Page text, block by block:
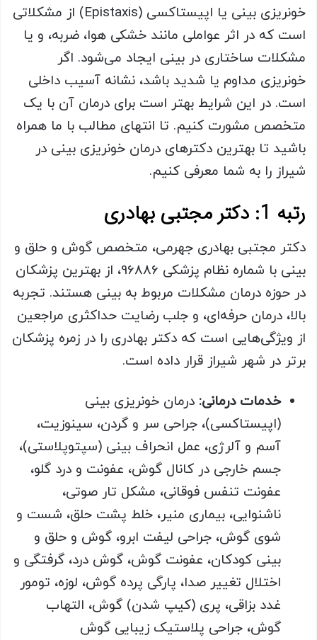
خونریزی بینی یا اپیستاکسی (Epistaxis) از مشکلاتی
است که در اثر عواملی مانند خشکی هوا، ضربه، و یا
مشکلات ساختاری در بینی ایجاد می‌شود. اگر
خونریزی مداوم یا شدید باشد، نشانه آسیب داخلی
است. در این شرایط بهتر است برای درمان آن با یک
متخصص مشورت کنیم. تا انتهای مطالب با ما همراه
باشید تا بهترین دکترهای درمان خونریزی بینی در
شیراز را به شما معرفی کنیم.
رتبه 1: دکتر مجتبی بهادری
دکتر مجتبی بهادری جهرمی، متخصص گوش و حلق و
بینی با شماره نظام پزشکی 96886، از بهترین پزشکان
در حوزه درمان مشکلات مربوط به بینی هستند. تجربه
بالا، درمان حرفه‌ای، و جلب رضایت حداکثری مراجعین
از ویژگی‌هایی است که دکتر بهادری را در زمره پزشکان
برتر در شهر شیراز قرار داده است.
خدمات درمانی: درمان خونریزی بینی
(اپیستاکسی)، جراحی سر و گردن، سینوزیت،
آسم و آلرژی، عمل انحراف بینی (سپتوپلاستی)،
جسم خارجی در کانال گوش، عفونت و درد گلو،
عفونت تنفس فوقانی، مشکل تار صوتی،
ناشنوایی، بیماری منیر، خلط پشت حلق، شست و
شوی گوش، جراحی لیفت ابرو، گوش و حلق و
بینی کودکان، عفونت گوش، گوش درد، گرفتگی و
اختلال تغییر صدا، پارگی پرده گوش، لوزه، تومور
غدد بزاقی، پری (کیپ شدن) گوش، التهاب
گوش، جراحی پلاستیک زیبایی گوش